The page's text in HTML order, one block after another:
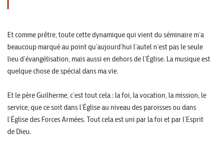
Et comme prêtre, toute cette dynamique qui vient du séminaire m’a
beaucoup marqué au point qu’aujourd’hui l’autel n’est pas le seule
lieu d’évangélisation, mais aussi en dehors de l’Église. La musique est
quelque chose de spécial dans ma vie.
Et le père Guilherme, c’est tout cela : la foi, la vocation, la mission, le
service, que ce soit dans l’Église au niveau des paroisses ou dans
l’Église des Forces Armées. Tout cela est uni par la foi et par l’Esprit
de Dieu.